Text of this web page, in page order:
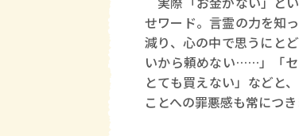
せワード。言霊の力を知
減り、心の中で思うにと
いから頼めない……」「セ
とても買えない」などと
ことへの罪悪感も常につき